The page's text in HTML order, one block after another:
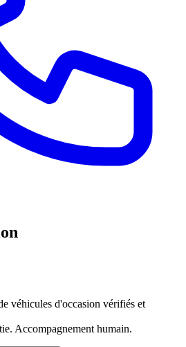
véhicules d'occasion vérifiés et
Accompagnement humain.